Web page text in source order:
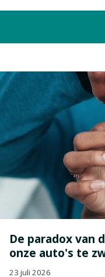
De paradox van
onze auto's te
23 juli 2026